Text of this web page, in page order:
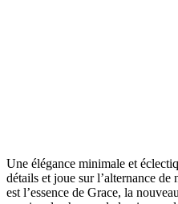
Une élégance minimale et
détails et joue sur l’alternance de
est l’essence de Grace, la